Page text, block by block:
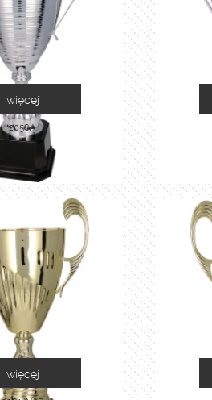
2058A
więcej
więcej